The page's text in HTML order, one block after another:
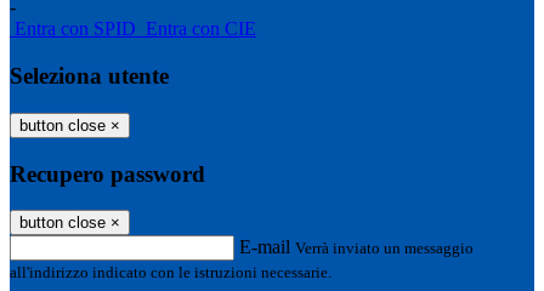
-
Entra con SPID Entra con CIE
Seleziona utente
button close ×
Recupero password
button close ×
E-mail Verrà inviato un messaggio
all'indirizzo indicato con le istruzioni necessarie.